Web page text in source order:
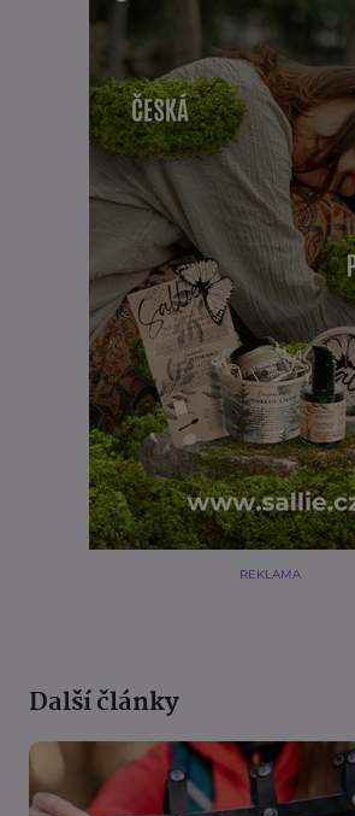
REKLAMA
Další články